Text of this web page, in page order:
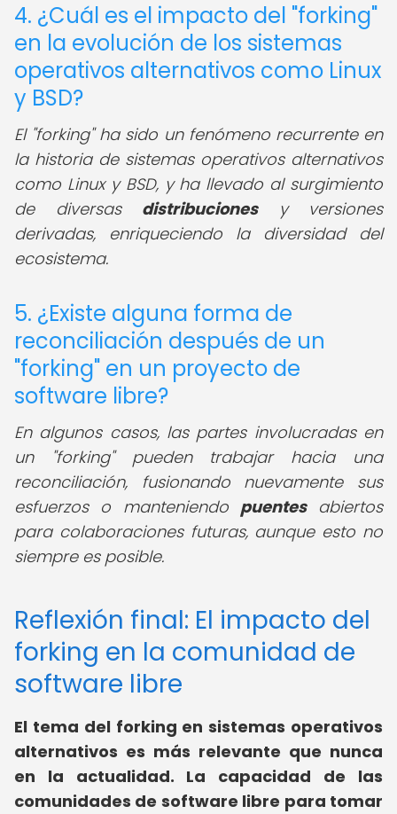
4. ¿Cuál es el impacto del "forking"
en la evolución de los sistemas
operativos alternativos como Linux
y BSD?
El "forking" ha sido un fenómeno recurrente en
la historia de sistemas operativos alternativos
como Linux y BSD, y ha llevado al surgimiento
de diversas distribucionesy versiones
derivadas, enriqueciendo la diversidad del
ecosistema.
5. ¿Existe alguna forma de
reconciliación después de un
"forking" en un proyecto de
software libre?
En algunos casos, las partes involucradas en
un "forking" pueden trabajar hacia una
reconciliación, fusionando nuevamente sus
esfuerzos o manteniendo puentesabiertos
para colaboraciones futuras, aunque esto no
siempre es posible.
Reflexión final: El impacto del
forking en la comunidad de
software libre
El tema del forking en sistemas operativos
alternativos es más relevante que nunca
en la actualidad. La capacidad de las
comunidades de software libre para tomar